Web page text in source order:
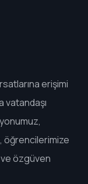
erişimi
vatandaşı
öğrencilerimize
ve özgüven